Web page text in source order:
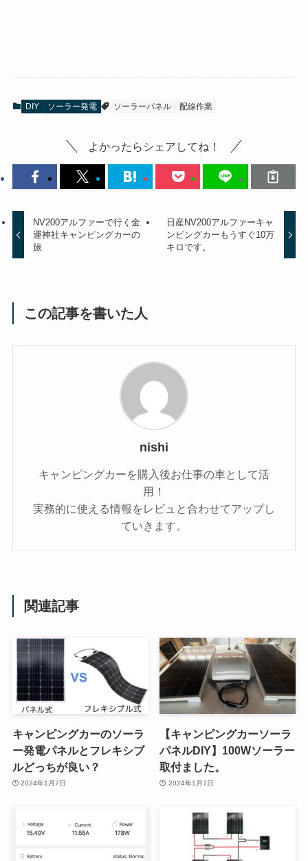
DIY ソーラー発電 ソーラーパネル 配線作業
よかったらシェアしてね！
NV200アルファーで行く金
運神社キャンピングカーの
旅
日産NV200アルファーキャ
ンピングカーもうすぐ10万
キロです。
この記事を書いた人
nishi
キャンピングカーを購入後お仕事の車として活
用！
実務的に使える情報をレビュと合わせてアップし
ていきます。
関連記事
キャンピングカーのソーラ
ー発電パネルとフレキシブ
ルどっちが良い？
2024年1月7日
【キャンピングカーソーラ
パネルDIY】100Wソーラー
取付ました。
2024年1月7日